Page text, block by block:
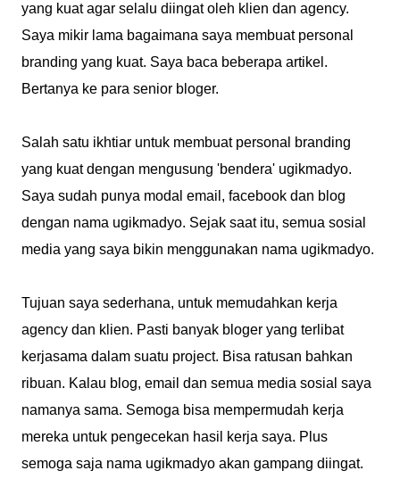
yang kuat agar selalu diingat oleh klien dan agency.
Saya mikir lama bagaimana saya membuat personal
branding yang kuat. Saya baca beberapa artikel.
Bertanya ke para senior bloger.
Salah satu ikhtiar untuk membuat personal branding
yang kuat dengan mengusung 'bendera' ugikmadyo.
Saya sudah punya modal email, facebook dan blog
dengan nama ugikmadyo. Sejak saat itu, semua sosial
media yang saya bikin menggunakan nama ugikmadyo.
Tujuan saya sederhana, untuk memudahkan kerja
agency dan klien. Pasti banyak bloger yang terlibat
kerjasama dalam suatu project. Bisa ratusan bahkan
ribuan. Kalau blog, email dan semua media sosial saya
namanya sama. Semoga bisa mempermudah kerja
mereka untuk pengecekan hasil kerja saya. Plus
semoga saja nama ugikmadyo akan gampang diingat.